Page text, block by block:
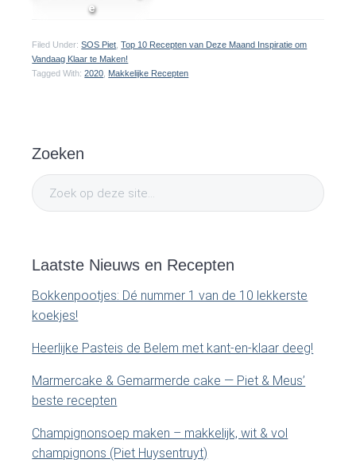
e
Filed Under:SOS Piet ,Top 10 Recepten van Deze Maand Inspiratie om
Vandaag Klaar te Maken!
Tagged With:2020 Makkelijke Recepten
a
y
S
d
Zoeken
Z
o
o
d
e
z
s
i
e
.
Laatste Nieuws en Recepten
Bokkenpootjes: Dé nummer 1 van de 10 lekkerste
koekjes!
Heerlijke Pasteis de Belem met kant-en-klaar deeg!
Marmercake & Gemarmerde cake — Piet & Meus’
beste recepten
Champignonsoep maken – makkelijk, wit & vol
champignons (Piet Huysentruyt)